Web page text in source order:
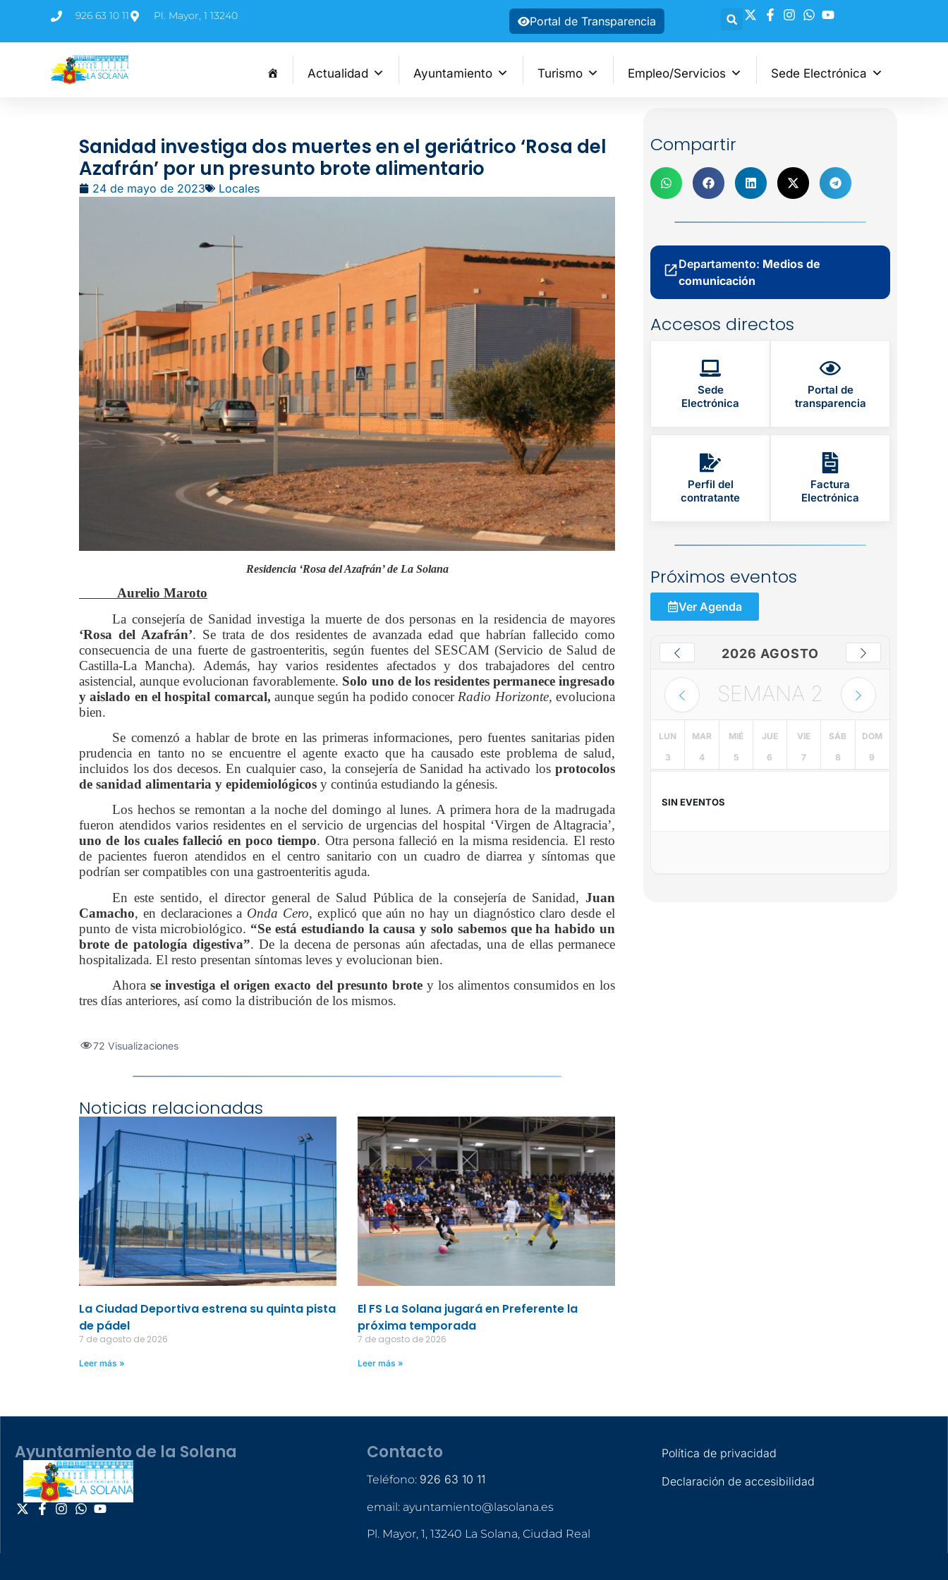
926 63 10 11 Pl. Mayor, 1 13240 Portal de Transparencia
Actualidad Ayuntamiento Turismo Empleo/Servicios Sede Electrónica
Sanidad investiga dos muertes en el geriátrico ‘Rosa del
Azafrán’ por un presunto brote alimentario
24 de mayo de 2023 Locales
Residencia ‘Rosa del Azafrán’ de La Solana
Aurelio Maroto
La consejería de Sanidad investiga la muerte de dos personas en la residencia de mayores
‘Rosa del Azafrán’. Se trata de dos residentes de avanzada edad que habrían fallecido como
consecuencia de una fuerte de gastroenteritis, según fuentes del SESCAM (Servicio de Salud de
Castilla-La Mancha). Además, hay varios residentes afectados y dos trabajadores del centro
asistencial, aunque evolucionan favorablemente. Solo uno de los residentes permanece ingresado
y aislado en el hospital comarcal, aunque según ha podido conocer Radio Horizonte, evoluciona
bien.
Se comenzó a hablar de brote en las primeras informaciones, pero fuentes sanitarias piden
prudencia en tanto no se encuentre el agente exacto que ha causado este problema de salud,
incluidos los dos decesos. En cualquier caso, la consejería de Sanidad ha activado los protocolos
de sanidad alimentaria y epidemiológicos y continúa estudiando la génesis.
Los hechos se remontan a la noche del domingo al lunes. A primera hora de la madrugada
fueron atendidos varios residentes en el servicio de urgencias del hospital ‘Virgen de Altagracia’,
uno de los cuales falleció en poco tiempo. Otra persona falleció en la misma residencia. El resto
de pacientes fueron atendidos en el centro sanitario con un cuadro de diarrea y síntomas que
podrían ser compatibles con una gastroenteritis aguda.
En este sentido, el director general de Salud Pública de la consejería de Sanidad, Juan
Camacho, en declaraciones a Onda Cero, explicó que aún no hay un diagnóstico claro desde el
punto de vista microbiológico. “Se está estudiando la causa y solo sabemos que ha habido un
brote de patología digestiva”. De la decena de personas aún afectadas, una de ellas permanece
hospitalizada. El resto presentan síntomas leves y evolucionan bien.
Ahorase investiga el origen exacto del presunto brotey los alimentos consumidos en los
tres días anteriores, así como la distribución de los mismos.
72 Visualizaciones
Noticias relacionadas
La Ciudad Deportiva estrena su quinta pista
de pádel
7 de agosto de 2026
Leer más »
El FS La Solana jugará en Preferente la
próxima temporada
7 de agosto de 2026
Leer más »
Compartir
Departamento: Medios de
comunicación
Accesos directos
Sede
Electrónica
Portal de
transparencia
Perfil del
contratante
Factura
Electrónica
Próximos eventos
Ver Agenda
2026 AGOSTO
SEMANA 2
LUN
3
MAR
4
MIÉ
5
JUE
6
VIE
7
SÁB
8
DOM
9
SIN EVENTOS
Ayuntamiento de la Solana Contacto
Teléfono: 926 63 10 11
email: ayuntamiento@lasolana.es
Pl. Mayor, 1, 13240 La Solana, Ciudad Real
Política de privacidad
Declaración de accesibilidad